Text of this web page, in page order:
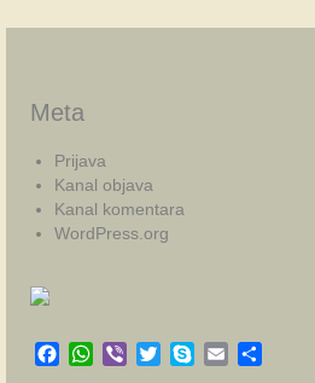
Meta
Prijava
Kanal objava
Kanal komentara
WordPress.org
Facebook
WhatsApp
Viber TwitterSkypeEmail